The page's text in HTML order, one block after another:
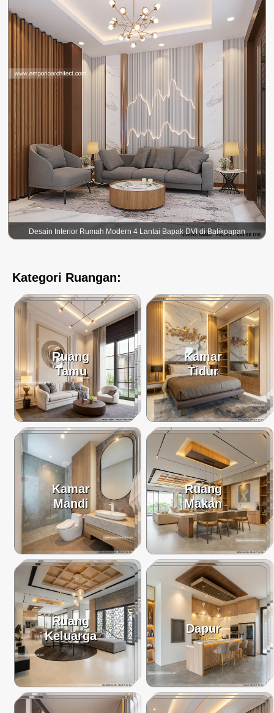
Desain Interior Rumah Modern 4 Lantai Bapak DVI di Balikpapan
Kategori Ruangan:
Ruang
Tamu
Kamar
Tidur
Kamar
Mandi
Ruang
Makan
Ruang
Keluarga
Dapur